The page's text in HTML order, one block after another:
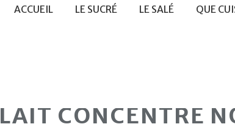
ACCUEIL LE SUCRÉ LE SALÉ QUE
LAIT CONCENTRE